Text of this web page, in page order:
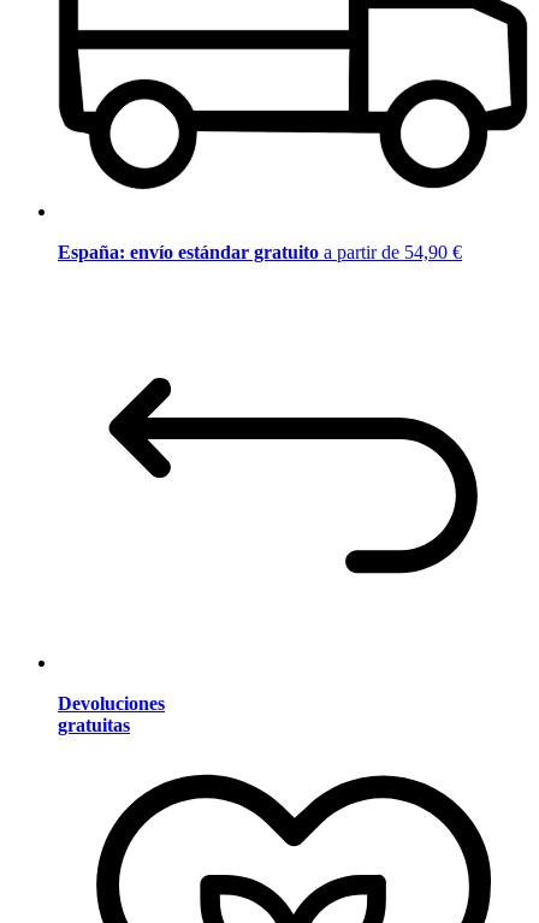
España: envío estándar gratuito a partir de 54,90 €
Devoluciones
gratuitas